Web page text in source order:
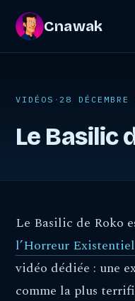
Cnawak
VIDÉOS · 28 DÉCEMBRE
Le Basilic
Le Basilic de Roko
l’Horreur
vidéo dédiée : une
comme la plus